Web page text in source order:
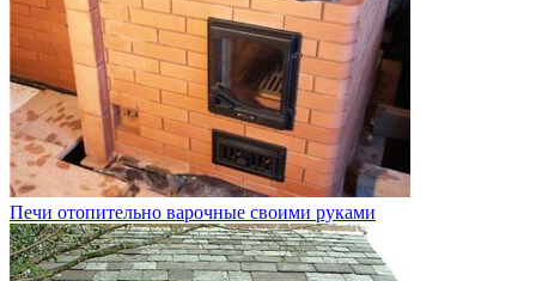
Печи отопительно варочные своими руками